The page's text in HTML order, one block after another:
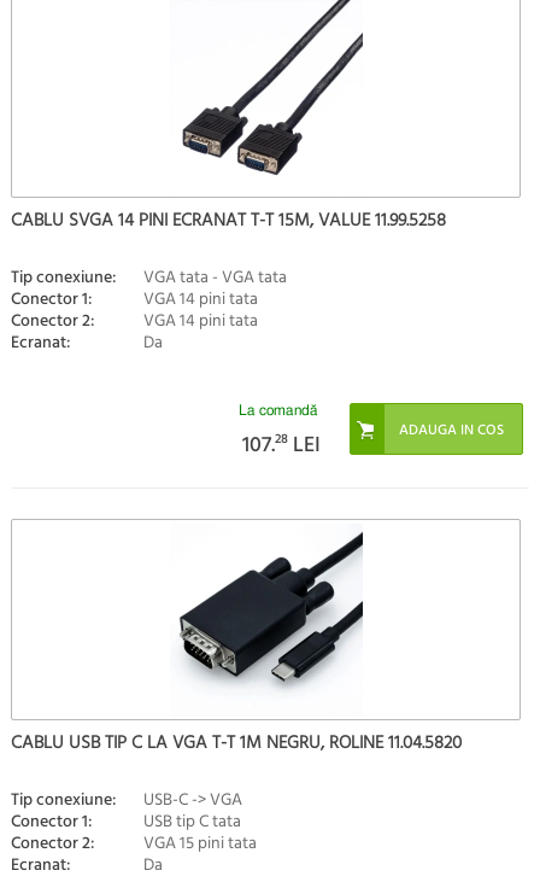
CABLU SVGA 14 PINI ECRANAT T-T 15M, VALUE 11.99.5258
Tip conexiune: VGA tata - VGA tata
Conector 1: VGA 14 pini tata
Conector 2: VGA 14 pini tata
Ecranat: Da
La comandă
107.28 LEI
CABLU USB TIP C LA VGA T-T 1M NEGRU, ROLINE 11.04.5820
Tip conexiune: USB-C -> VGA
Conector 1: USB tip C tata
Conector 2: VGA 15 pini tata
Ecranat: Da